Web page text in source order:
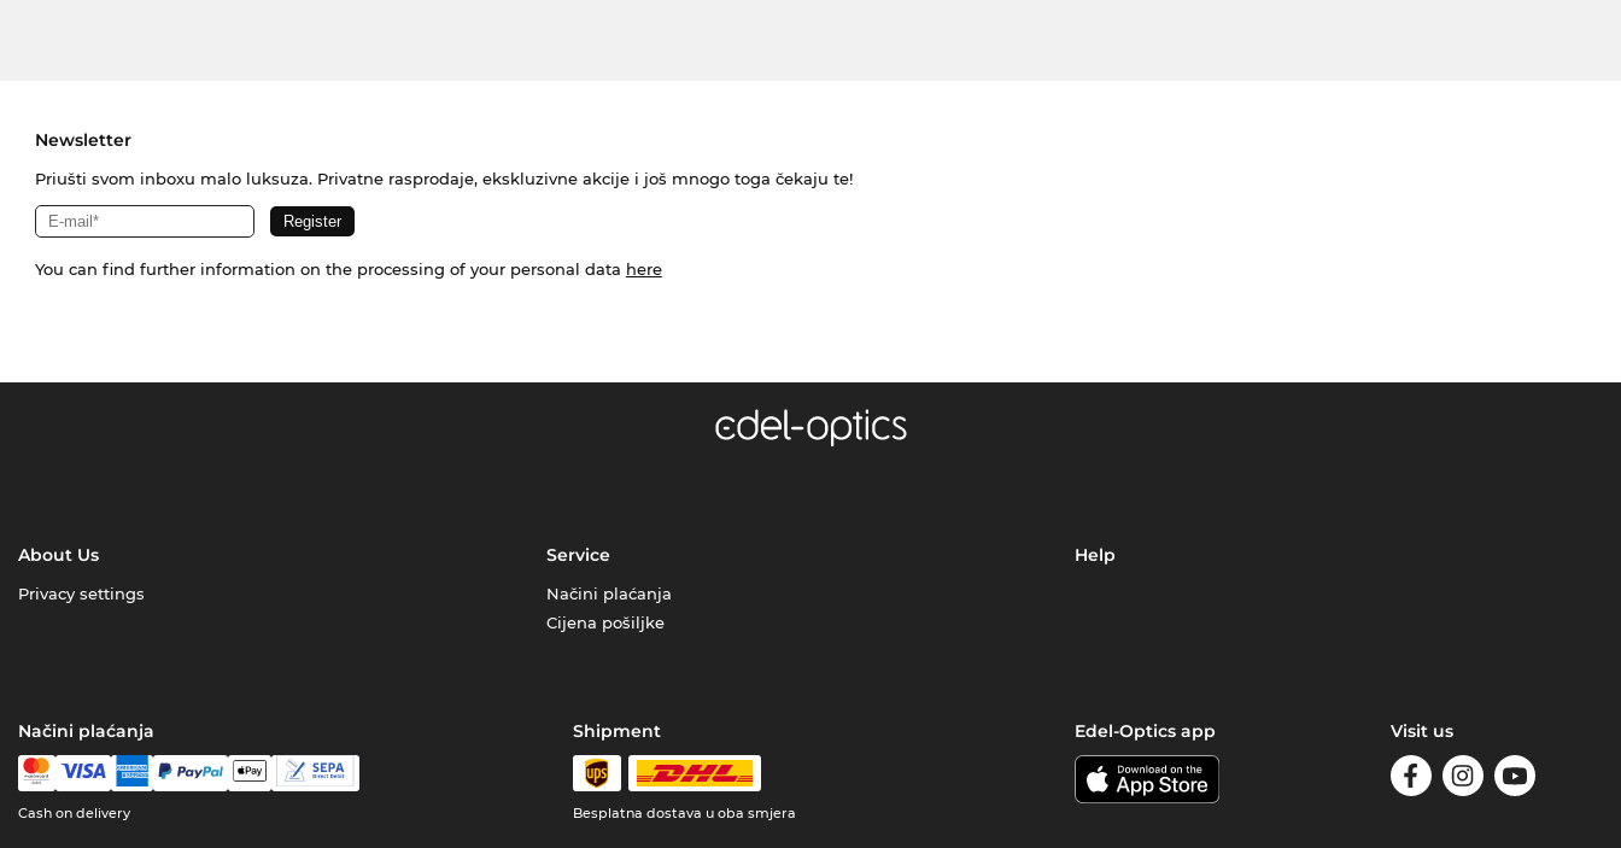
Newsletter
Priušti svom inboxu malo luksuza. Privatne rasprodaje, ekskluzivne akcije i još mnogo toga čekaju te!
You can find further information on the processing of your personal data here
About Us
Privacy settings
Service
Načini plaćanja
Cijena pošiljke
Help
Načini plaćanja
Cash on delivery
Shipment
Besplatna dostava u oba smjera
Edel-Optics app Visit us